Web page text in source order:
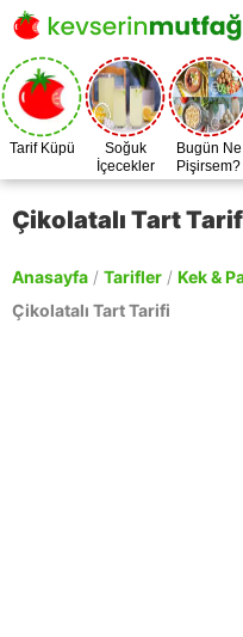
Tarif Küpü
Soğuk
İçecekler
Bugün Ne
Pişirsem?
Çikolatalı Tart
Anasayfa / Tarifler / Kek &
Çikolatalı Tart Tarifi